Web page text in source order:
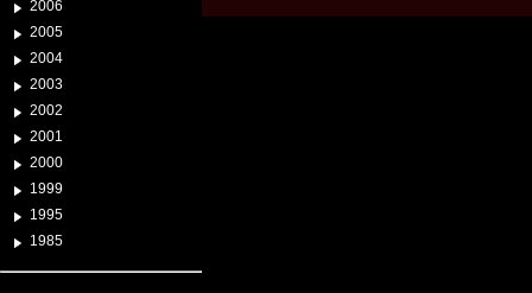
2006
2005
2004
2003
2002
2001
2000
1999
1995
1985